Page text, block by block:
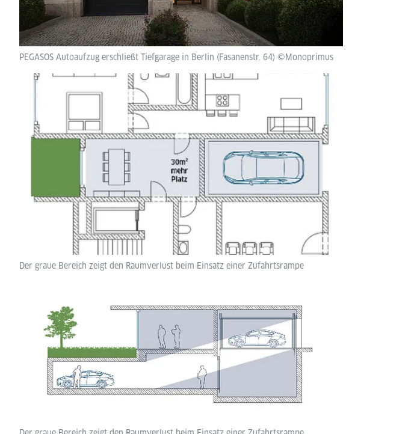
PEGASOS Autoaufzug erschließt Tiefgarage in Berlin (Fasanenstr. 64) ©Monoprimus
Der graue Bereich zeigt den Raumverlust beim Einsatz einer Zufahrtsrampe